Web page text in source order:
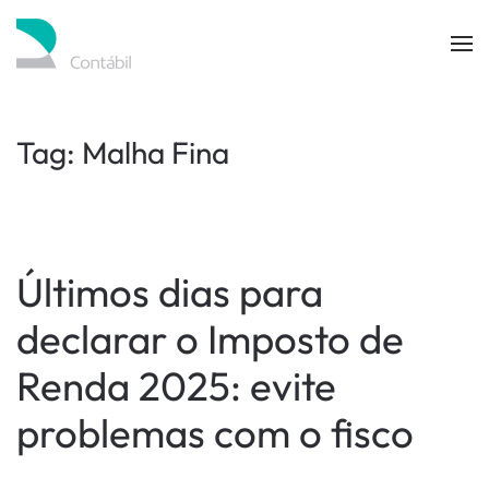
Skip to main content
Tag: Malha Fina
Últimos dias para
declarar o Imposto de
Renda 2025: evite
problemas com o fisco